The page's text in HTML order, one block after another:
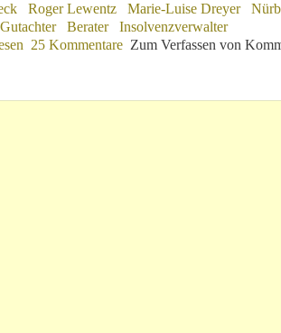
Roger Lewentz Marie-Luise Dreyer
Gutachter Berater
Insolvenzverwalter
über „...und raus bist du!“
25 Kommentare Zum Verfassen von